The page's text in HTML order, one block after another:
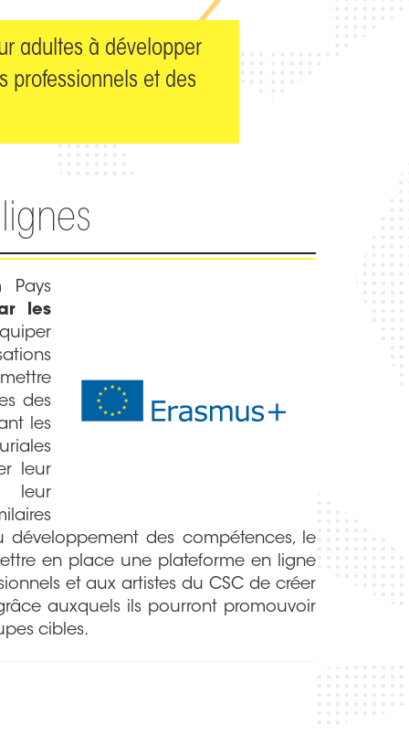
adultes à développer
professionnels et des
Pays
les
des
les
leur
leur
des compétences, le
en place une plateforme en ligne
et aux artistes du CSC de créer
auxquels ils pourront promouvoir
cibles.